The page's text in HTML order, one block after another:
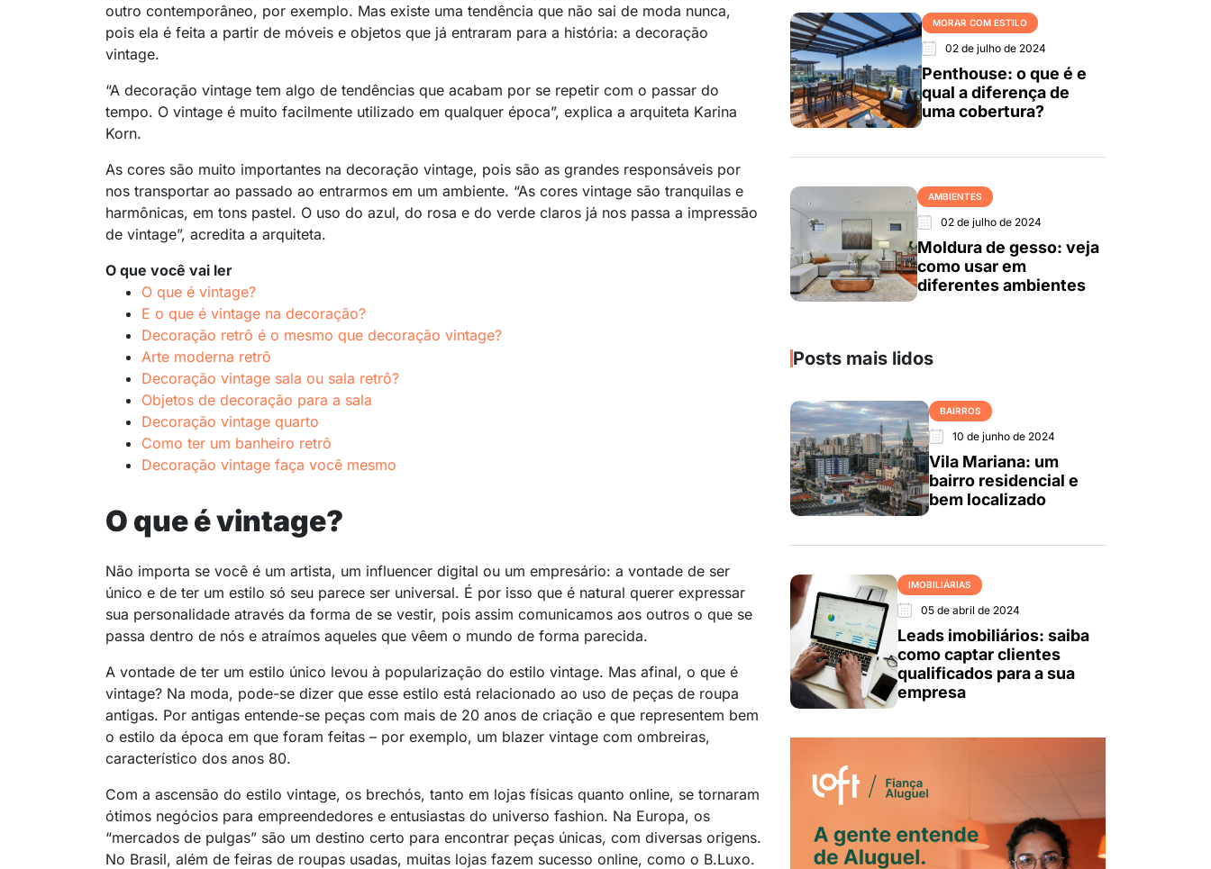
outro contemporâneo, por exemplo. Mas existe uma tendência que não sai de moda nunca,
pois ela é feita a partir de móveis e objetos que já entraram para a história: a decoração
vintage.
“A decoração vintage tem algo de tendências que acabam por se repetir com o passar do
tempo. O vintage é muito facilmente utilizado em qualquer época”, explica a arquiteta Karina
Korn.
As cores são muito importantes na decoração vintage, pois são as grandes responsáveis por
nos transportar ao passado ao entrarmos em um ambiente. “As cores vintage são tranquilas e
harmônicas, em tons pastel. O uso do azul, do rosa e do verde claros já nos passa a impressão
de vintage”, acredita a arquiteta.
O que você vai ler
O que é vintage?
E o que é vintage na decoração?
Decoração retrô é o mesmo que decoração vintage?
Arte moderna retrô
Decoração vintage sala ou sala retrô?
Objetos de decoração para a sala
Decoração vintage quarto
Como ter um banheiro retrô
Decoração vintage faça você mesmo
O que é vintage?
Não importa se você é um artista, um influencer digital ou um empresário: a vontade de ser
único e de ter um estilo só seu parece ser universal. É por isso que é natural querer expressar
sua personalidade através da forma de se vestir, pois assim comunicamos aos outros o que se
passa dentro de nós e atraímos aqueles que vêem o mundo de forma parecida.
A vontade de ter um estilo único levou à popularização do estilo vintage. Mas afinal, o que é
vintage? Na moda, pode-se dizer que esse estilo está relacionado ao uso de peças de roupa
antigas. Por antigas entende-se peças com mais de 20 anos de criação e que representem bem
o estilo da época em que foram feitas – por exemplo, um blazer vintage com ombreiras,
característico dos anos 80.
Com a ascensão do estilo vintage, os brechós, tanto em lojas físicas quanto online, se tornaram
ótimos negócios para empreendedores e entusiastas do universo fashion. Na Europa, os
“mercados de pulgas” são um destino certo para encontrar peças únicas, com diversas origens.
No Brasil, além de feiras de roupas usadas, muitas lojas fazem sucesso online, como o B.Luxo.
MORAR COM ESTILO
02 de julho de 2024
Penthouse: o que é e
qual a diferença de
uma cobertura?
AMBIENTES
02 de julho de 2024
Moldura de gesso: veja
como usar em
diferentes ambientes
Posts mais lidos
BAIRROS
10 de junho de 2024
Vila Mariana: um
bairro residencial e
bem localizado
IMOBILIÁRIAS
05 de abril de 2024
Leads imobiliários: saiba
como captar clientes
qualificados para a sua
empresa